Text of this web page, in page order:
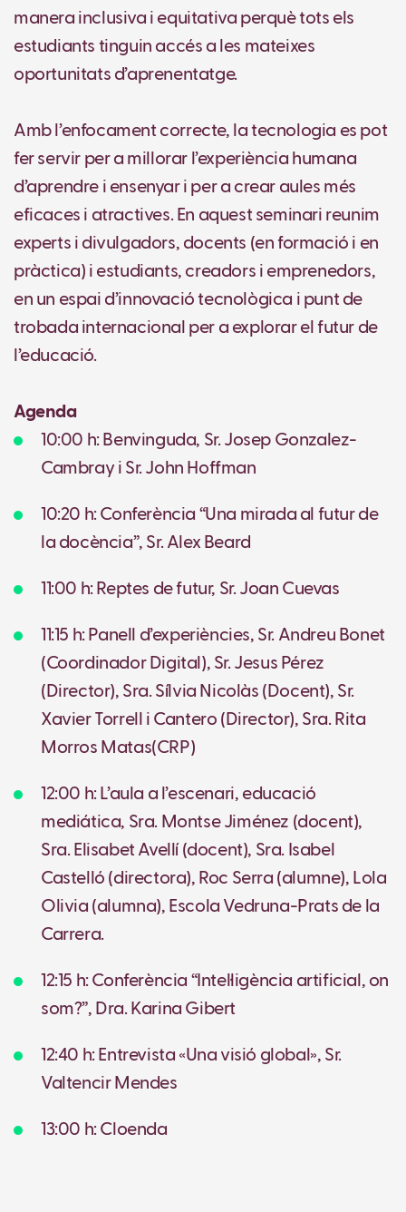
manera inclusiva i equitativa perquè tots els
estudiants tinguin accés a les mateixes
oportunitats d’aprenentatge.
Amb l’enfocament correcte, la tecnologia es pot
fer servir per a millorar l’experiència humana
d’aprendre i ensenyar i per a crear aules més
eficaces i atractives. En aquest seminari reunim
experts i divulgadors, docents (en formació i en
pràctica) i estudiants, creadors i emprenedors,
en un espai d’innovació tecnològica i punt de
trobada internacional per a explorar el futur de
l’educació.
Agenda
10:00 h: Benvinguda, Sr. Josep Gonzalez-
Cambray i Sr. John Hoffman
10:20 h: Conferència “Una mirada al futur de
la docència”, Sr. Alex Beard
11:00 h: Reptes de futur, Sr. Joan Cuevas
11:15 h: Panell d’experiències, Sr. Andreu Bonet
(Coordinador Digital), Sr. Jesus Pérez
(Director), Sra. Sílvia Nicolàs (Docent), Sr.
Xavier Torrell i Cantero (Director), Sra. Rita
Morros Matas(CRP)
12:00 h: L’aula a l’escenari, educació
mediática, Sra. Montse Jiménez (docent),
Sra. Elisabet Avellí (docent), Sra. Isabel
Castelló (directora), Roc Serra (alumne), Lola
Olivia (alumna), Escola Vedruna-Prats de la
Carrera.
12:15 h: Conferència “Intel·ligència artificial, on
som?”, Dra. Karina Gibert
12:40 h: Entrevista «Una visió global», Sr.
Valtencir Mendes
13:00 h: Cloenda